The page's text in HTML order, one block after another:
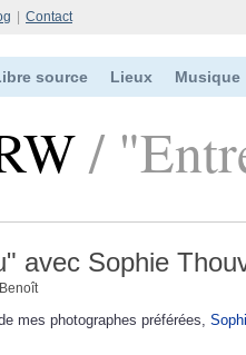
Contact
source Lieux Musique
/
avec Sophie
Benoît
mes photographes préférées,